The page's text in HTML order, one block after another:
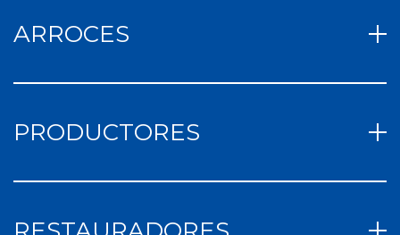
ARROCES
PRODUCTORES